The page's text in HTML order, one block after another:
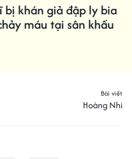
bị khán giả đập ly bia
máu tại sân khấu
Bài viết
Hoàng Nhi